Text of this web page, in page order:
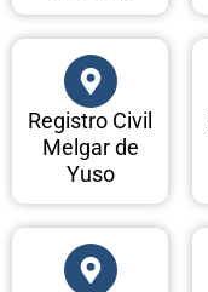
Registro Civil
Melgar de
Yuso